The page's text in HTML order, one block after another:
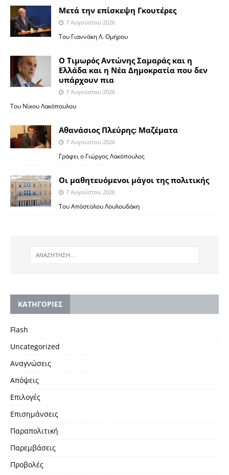
Μετά την επίσκεψη Γκουτέρες
7 Αυγούστου 2026
Του Γιαννάκη Λ. Ομήρου
Ο Τιμωρός Αντώνης Σαμαράς και η
Ελλάδα και η Νέα Δημοκρατία που δεν
υπάρχουν πια
7 Αυγούστου 2026
Του Νίκου Λακόπουλου
Αθανάσιος Πλεύρης: Μαζέματα
7 Αυγούστου 2026
Γράφει ο Γιώργος Λακόπουλος
Οι μαθητευόμενοι μάγοι της πολιτικής
7 Αυγούστου 2026
Του Απόστολου Λουλουδάκη
KΑΤΗΓΟΡΙΕΣ
Flash
Uncategorized
Αναγνώσεις
Απόψεις
Επιλογές
Επισημάνσεις
Παραπολιτική
Παρεμβάσεις
Προβολές